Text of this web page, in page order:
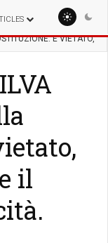
È VIETATO,
il